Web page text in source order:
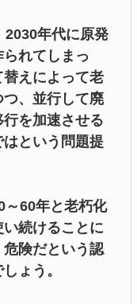
2030年代に原発
れてしまっ
えによって老
、並行して廃
を加速させる
という問題提
～60年と老朽化
続けることに
険だという認
ょう。